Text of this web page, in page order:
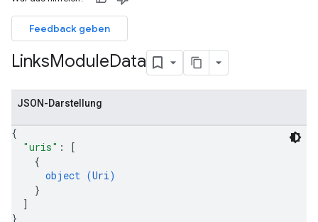
Feedback geben
LinksModuleData
JSON-Darstellung
{
"uris" :
[
{
object (Uri)
}
]
}